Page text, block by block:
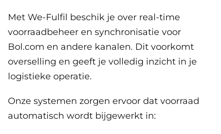
Met We-Fulfil beschik je over real-time
voorraadbeheer en synchronisatie voor
Bol.com en andere kanalen. Dit voorkomt
overselling en geeft je volledig inzicht in je
logistieke operatie.
Onze systemen zorgen ervoor dat voorraad
automatisch wordt bijgewerkt in: